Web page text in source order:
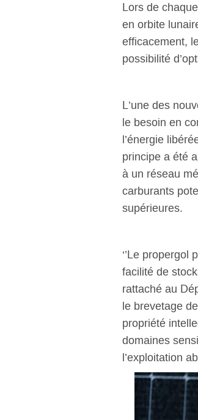
Lors de
en orbite
efficacement,
possibilité
L’une des
le besoin en
l’énergie
principe a été
à un réseau
carburants
supérieures.
‘’Le
facilité de
rattaché au
le brevetage
propriété
domaines
l’exploitation